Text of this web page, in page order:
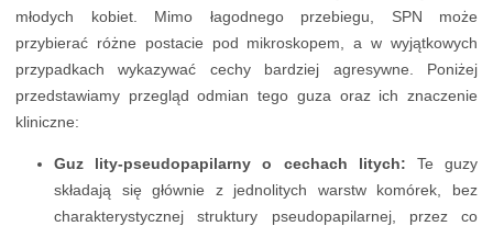
młodych kobiet. Mimo łagodnego przebiegu, SPN może
przybierać różne postacie pod mikroskopem, a w wyjątkowych
przypadkach wykazywać cechy bardziej agresywne. Poniżej
przedstawiamy przegląd odmian tego guza oraz ich znaczenie
kliniczne:
Guz lity-pseudopapilarny o cechach litych: Te guzy
składają się głównie z jednolitych warstw komórek, bez
charakterystycznej struktury pseudopapilarnej, przez co